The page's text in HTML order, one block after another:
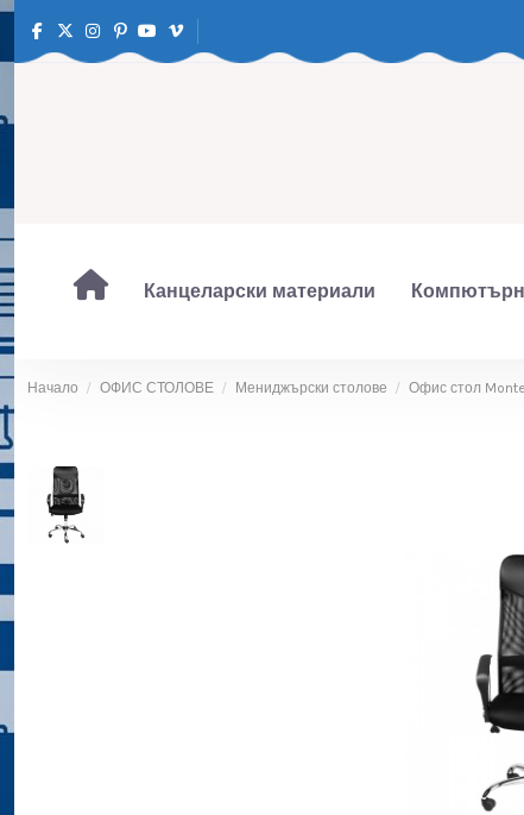
Канцеларски материали
Начало ОФИС СТОЛОВЕ Мениджърски столове Офис стол